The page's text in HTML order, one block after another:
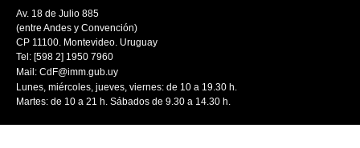
Av. 18 de Julio 885
(entre Andes y Convención)
CP 11100. Montevideo. Uruguay
Tel: [598 2] 1950 7960
Mail: CdF@imm.gub.uy
Lunes, miércoles, jueves, viernes: de 10 a 19.30 h.
Martes: de 10 a 21 h. Sábados de 9.30 a 14.30 h.